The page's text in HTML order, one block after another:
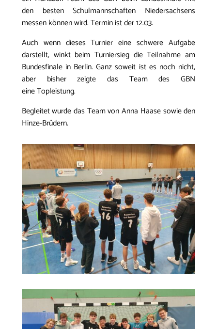
den besten Schulmannschaften Niedersachsens
messen können wird. Termin ist der 12.03.
Auch wenn dieses Turnier eine schwere Aufgabe
darstellt, winkt beim Turniersieg die Teilnahme am
Bundesfinale in Berlin. Ganz soweit ist es noch nicht,
aber bisher zeigte das Team des GBN
eine Topleistung.
Begleitet wurde das Team von Anna Haase sowie den
Hinze-Brüdern.